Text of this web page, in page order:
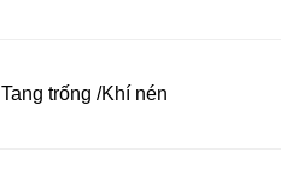
Tang trống /Khí nén